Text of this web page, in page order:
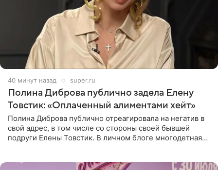
41 минуту назад super.ru
Полина Диброва публично задела Елену
Товстик: «Оплаченный алиментами хейт»
Полина Диброва публично отреагировала на негатив в
свой адрес, в том числе со стороны своей бывшей
подруги Елены Товстик. В личном блоге многодетная